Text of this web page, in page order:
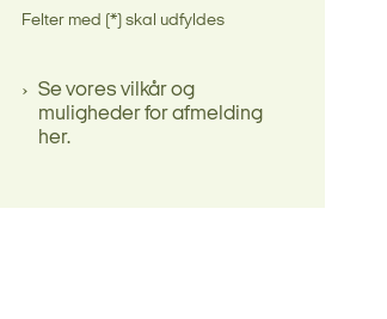
Felter med (*) skal udfyldes
Se vores vilkår og
muligheder for afmelding
her.